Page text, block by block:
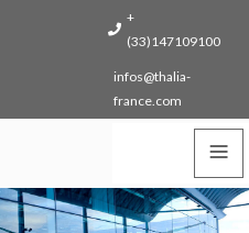
+
(33)147109100
infos@thalia-
france.com
≡